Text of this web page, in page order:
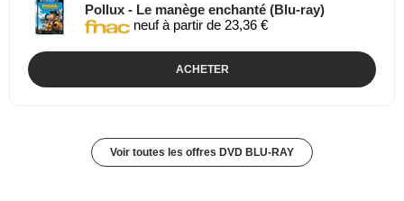
Pollux - Le manège enchanté (Blu-ray)
neuf à partir de 23,36 €
ACHETER
Voir toutes les offres DVD BLU-RAY